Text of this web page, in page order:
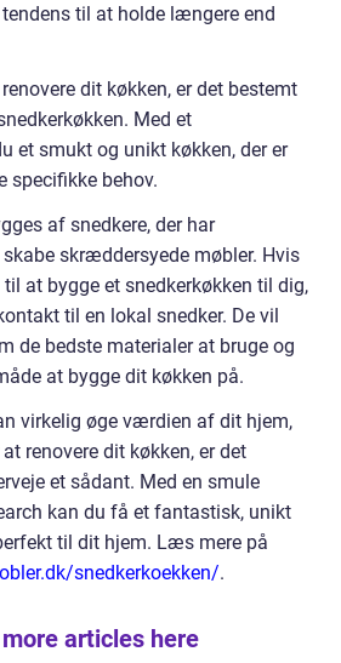
til at holde længere end
dit køkken, er det bestemt
Med et
et smukt og unikt køkken, der er
specifikke behov.
af snedkere, der har
skræddersyede møbler. Hvis
at bygge et snedkerkøkken til dig,
til en lokal snedker. De vil
de bedste materialer at bruge og
at bygge dit køkken på.
virkelig øge værdien af dit hjem,
renovere dit køkken, er det
et sådant. Med en smule
kan du få et fantastisk, unikt
til dit hjem. Læs mere på
snedkerkoekken/.
articles here